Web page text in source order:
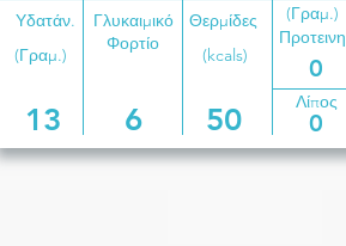
Υδατάν.
Γλυκαιμικό
Φορτίο
(Γραμ.)
Θερμίδες
(kcals)
Προτεινη
0
(Γραμ.)
13 6 50 Λίπος
0